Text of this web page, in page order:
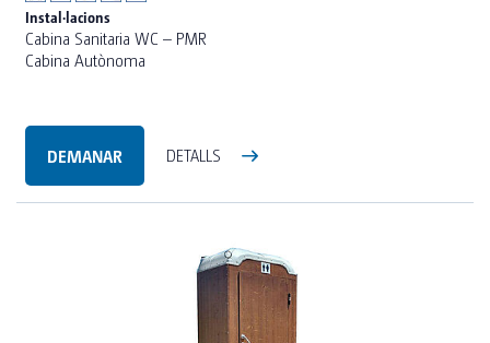
Instal·lacions
Cabina Sanitaria WC – PMR
Cabina Autònoma
DEMANAR DETALLS